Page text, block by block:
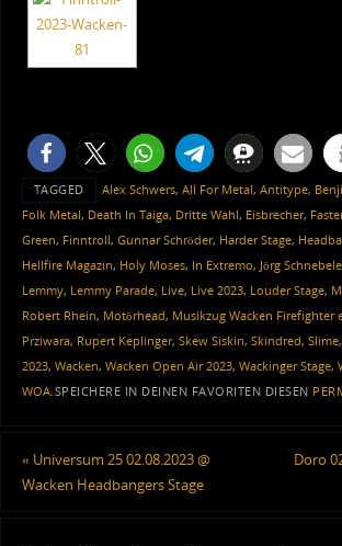
TAGGED Alex Schwers, All For Metal, Antitype,
Folk Metal, Death In Taiga, Dritte Wahl, Eisbrecher,
Green, Finntroll, Gunnar Schröder, Harder Stage,
Hellfire Magazin, Holy Moses, In Extremo, Jörg
Lemmy, Lemmy Parade, Live, Live 2023, Louder Stage,
Robert Rhein, Motörhead, Musikzug Wacken Firefighter
Prziwara, Rupert Keplinger, Skew Siskin, Skindred, Slime,
2023, Wacken, Wacken Open Air 2023, Wackinger Stage,
WOA.SPEICHERE IN DEINEN FAVORITEN DIESEN
« Universum 25 02.08.2023 @
Wacken Headbangers Stage
Doro